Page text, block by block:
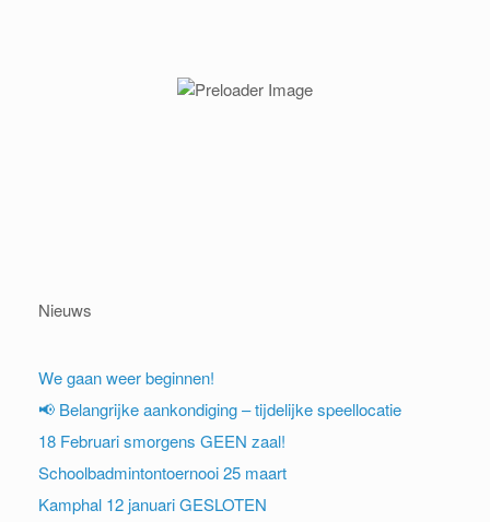
Nieuws
We gaan weer beginnen!
📢 Belangrijke aankondiging – tijdelijke speellocatie
18 Februari smorgens GEEN zaal!
Schoolbadmintontoernooi 25 maart
Kamphal 12 januari GESLOTEN